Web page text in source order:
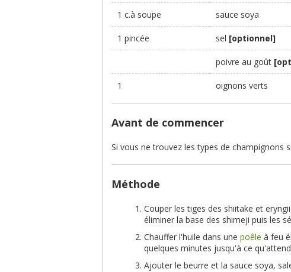
1 c.à soupe sauce soya
1 pincée sel [optionnel]
poivre au goût
1 oignons verts
Avant de commencer
Si vous ne trouvez les types de champignons
Méthode
Couper les tiges des shiitake et
éliminer la base des shimeji puis les
Chauffer l'huile dans une poêle à feu
quelques minutes jusqu'à ce
Ajouter le beurre et la sauce soya,